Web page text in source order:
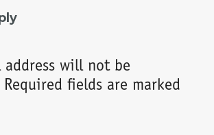
address will not be
Required fields are marked